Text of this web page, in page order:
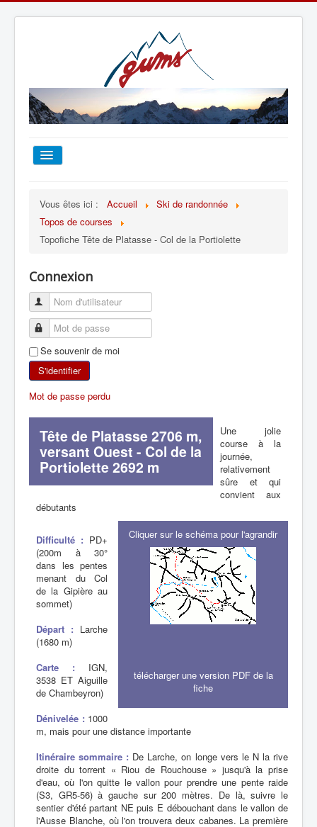
TOUT SUR LE GUMS
ALPINISME
SKI DE RANDONNÉE
RANDONNÉE PÉDESTRE
RANDONNÉE SPORTIVE
Vous êtes ici : Accueil
Ski de randonnée
Topos de courses
Topofiche Tête de Platasse - Col de la Portiolette
Connexion
Se souvenir de moi
S'identifier
Mot de passe perdu
Tête de Platasse 2706 m,
versant Ouest - Col de la
Portiolette 2692 m
Une jolie
course à la
journée,
relativement
sûre et qui
convient aux
débutants
Cliquer sur le schéma pour l'agrandir
télécharger une version PDF de la
fiche
Difficulté : PD+
(200m à 30°
dans les pentes
menant du Col
de la Gipière au
sommet)
Départ : Larche
(1680 m)
Carte : IGN,
3538 ET Aiguille
de Chambeyron)
Dénivelée : 1000
m, mais pour une distance importante
Itinéraire sommaire : De Larche, on longe vers le N la rive
droite du torrent « Riou de Rouchouse » jusqu'à la prise
d'eau, où l'on quitte le vallon pour prendre une pente raide
(S3, GR5-56) à gauche sur 200 mètres. De là, suivre le
sentier d'été partant NE puis E débouchant dans le vallon de
l'Ausse Blanche, où l'on trouvera deux cabanes. La première